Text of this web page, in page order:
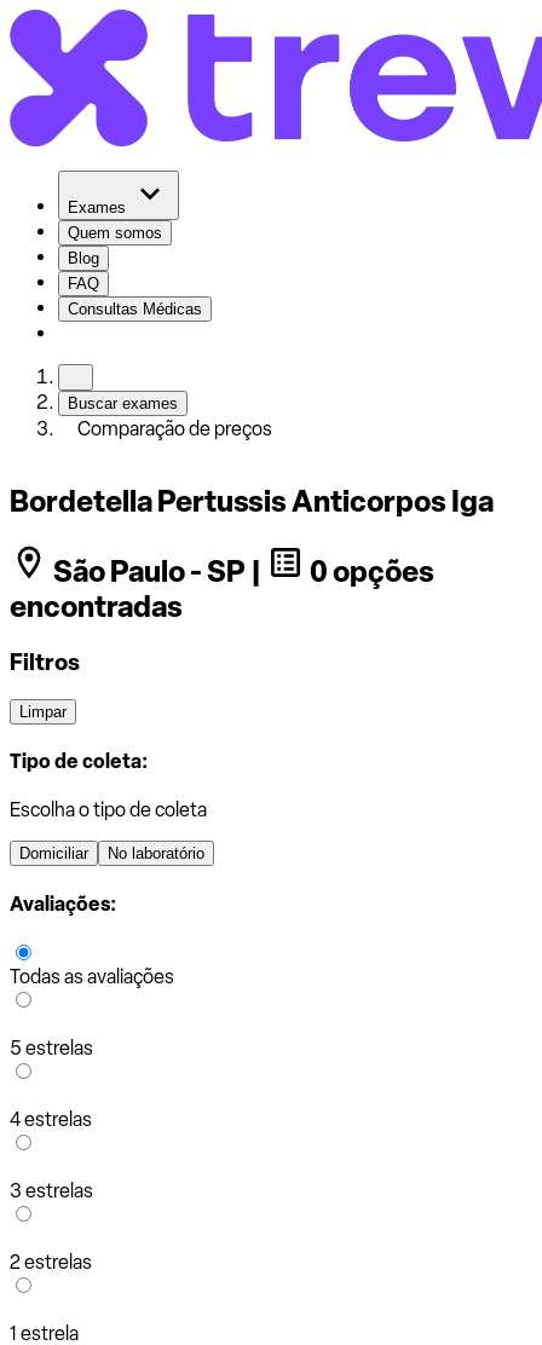
Exames
Quem somos
Blog
FAQ
Consultas Médicas
Buscar exames
Comparação de preços
Bordetella Pertussis Anticorpos Iga
São Paulo - SP |
0 opções
encontradas
Filtros
Limpar
Tipo de coleta:
Escolha o tipo de coleta
Domiciliar No laboratório
Avaliações:
Todas as avaliações
5 estrelas
4 estrelas
3 estrelas
2 estrelas
1 estrela